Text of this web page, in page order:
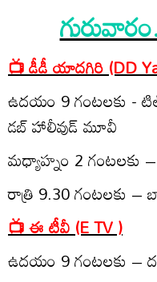
📺 డీడీ యాద‌గిరి (DD
ఉద‌యం 9 గంట‌ల‌కు -
డ‌బ్ హాలీవుడ్ మూవీ
మ‌ధ్యాహ్నం 2 గంట‌ల‌కు
రాత్రి 9.30 గంట‌ల‌కు
📺 ఈ టీవీ (E TV )
ఉద‌యం 9 గంట‌ల‌కు –